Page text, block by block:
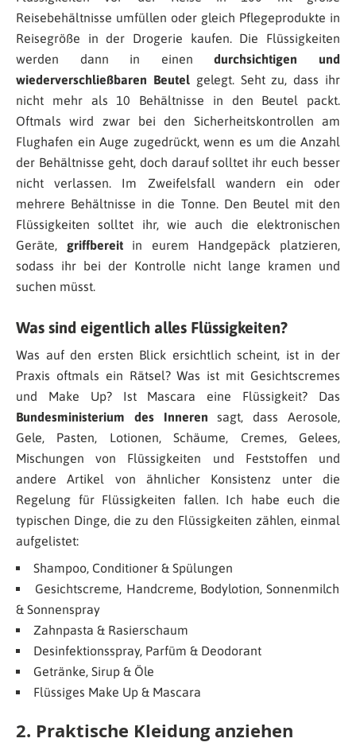
Reisebehältnisse umfüllen oder gleich Pflegeprodukte in
Reisegröße in der Drogerie kaufen. Die Flüssigkeiten
werden dann in einendurchsichtigen und
wiederverschließbaren Beutelgelegt. Seht zu, dass ihr
nicht mehr als 10 Behältnisse in den Beutel packt.
Oftmals wird zwar bei den Sicherheitskontrollen am
Flughafen ein Auge zugedrückt, wenn es um die Anzahl
der Behältnisse geht, doch darauf solltet ihr euch besser
nicht verlassen. Im Zweifelsfall wandern ein oder
mehrere Behältnisse in die Tonne. Den Beutel mit den
Flüssigkeiten solltet ihr, wie auch die elektronischen
Geräte, griffbereitin eurem Handgepäck platzieren,
sodass ihr bei der Kontrolle nicht lange kramen und
suchen müsst.
Was sind eigentlich alles Flüssigkeiten?
Was auf den ersten Blick ersichtlich scheint, ist in der
Praxis oftmals ein Rätsel? Was ist mit Gesichtscremes
und Make Up? Ist Mascara eine Flüssigkeit? Das
Bundesministerium des Inneren sagt, dass Aerosole,
Gele, Pasten, Lotionen, Schäume, Cremes, Gelees,
Mischungen von Flüssigkeiten und Feststoffen und
andere Artikel von ähnlicher Konsistenz unter die
Regelung für Flüssigkeiten fallen. Ich habe euch die
typischen Dinge, die zu den Flüssigkeiten zählen, einmal
aufgelistet:
Shampoo, Conditioner & Spülungen
Gesichtscreme, Handcreme, Bodylotion, Sonnenmilch
& Sonnenspray
Zahnpasta & Rasierschaum
Desinfektionsspray, Parfüm & Deodorant
Getränke, Sirup & Öle
Flüssiges Make Up & Mascara
2. Praktische Kleidung anziehen